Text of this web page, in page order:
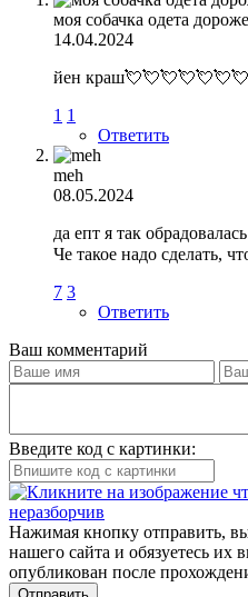
моя собачка одета
14.04.2024
йен
1 1
Ответить
meh
08.05.2024
да епт я так
Че такое надо сделать,
7 3
Ответить
Ваш комментарий
Введите код с картинки:
Нажимая кнопку отправить,
нашего сайта и обязуетесь их
опубликован после